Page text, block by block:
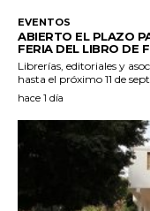
EVENTOS
ABIERTO EL PLAZO
FERIA DEL LIBRO DE
Librerías, editoriales y
hace 1 día